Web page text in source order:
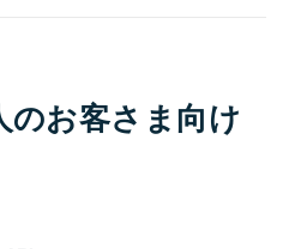
のお客さま向け